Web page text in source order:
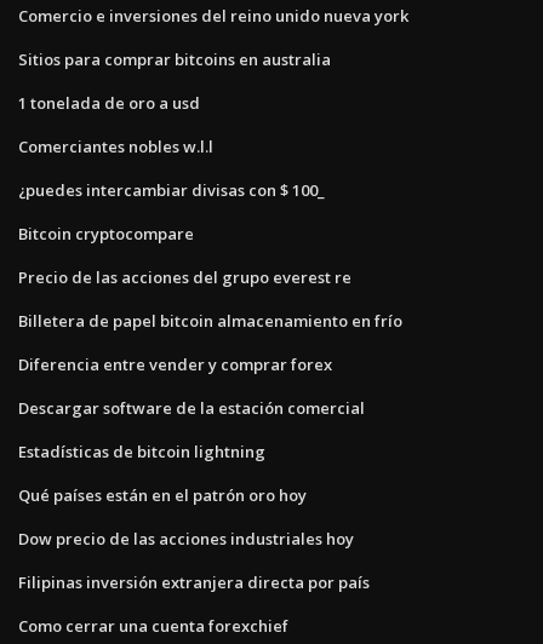
Comercio e inversiones del reino unido nueva york
Sitios para comprar bitcoins en australia
1 tonelada de oro a usd
Comerciantes nobles w.l.l
¿puedes intercambiar divisas con $ 100_
Bitcoin cryptocompare
Precio de las acciones del grupo everest re
Billetera de papel bitcoin almacenamiento en frío
Diferencia entre vender y comprar forex
Descargar software de la estación comercial
Estadísticas de bitcoin lightning
Qué países están en el patrón oro hoy
Dow precio de las acciones industriales hoy
Filipinas inversión extranjera directa por país
Como cerrar una cuenta forexchief